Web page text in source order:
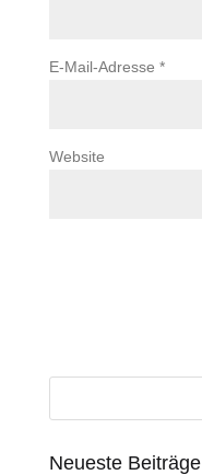
E-Mail-Adresse *
Website
Neueste Beiträge